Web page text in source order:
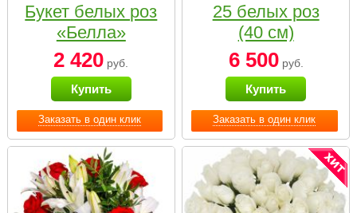
Заказать в один клик
Букет белых роз
«Белла»
2 420 руб.
Купить
Заказать в один клик
25 белых роз
(40 см)
6 500руб.
Купить